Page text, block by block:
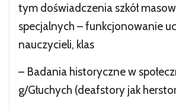
tym doświadczenia szkół
specjalnych – funkcjonowanie
nauczycieli, klas
– Badania historyczne w
g/Głuchych (deafstory jak